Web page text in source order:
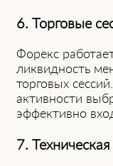
6. Торговые͏
Фо͏рекс
ликвидность
торговых
активности
эффективно
7.